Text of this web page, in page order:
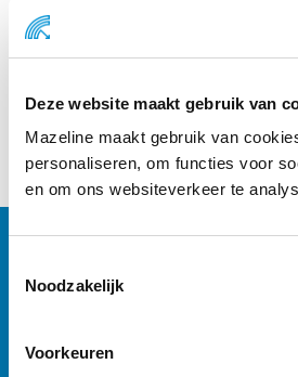
Deze website maakt gebruik van
Mazeline maakt gebruik van
personaliseren, om functies voor
en om ons websiteverkeer te
Noodzakelijk
Voorkeuren